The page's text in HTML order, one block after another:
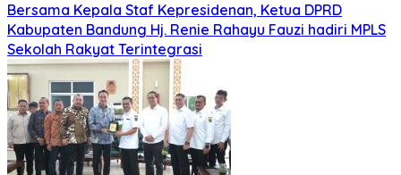
Bersama Kepala Staf Kepresidenan, Ketua DPRD
Kabupaten Bandung Hj. Renie Rahayu Fauzi hadiri MPLS
Sekolah Rakyat Terintegrasi